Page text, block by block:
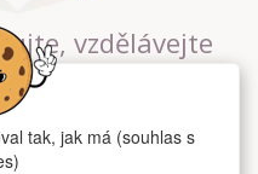
vzdělávejte
studiu v
tak, jak má (souhlas s